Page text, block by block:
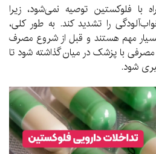
با فلوکستین توصیه نمی‌شود، زیرا
را تشدید کند. به طور کلی،
مهم هستند و قبل از شروع مصرف
مصرفی با پزشک در میان گذاشته شود تا
شود.